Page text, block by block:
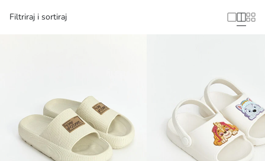
Filtriraj i sortiraj